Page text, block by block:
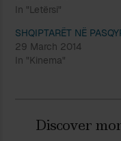
In "Letërsi"
SHQIPTARËT NË
29 March 2014
In "Kinema"
Discover